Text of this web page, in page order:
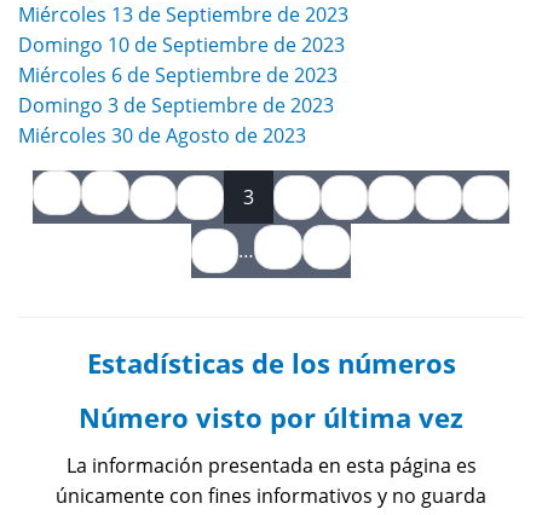
Miércoles 13 de Septiembre de 2023
Domingo 10 de Septiembre de 2023
Miércoles 6 de Septiembre de 2023
Domingo 3 de Septiembre de 2023
Miércoles 30 de Agosto de 2023
Páginas 3
…
Estadísticas de los números
Número visto por última vez
La información presentada en esta página es
únicamente con fines informativos y no guarda